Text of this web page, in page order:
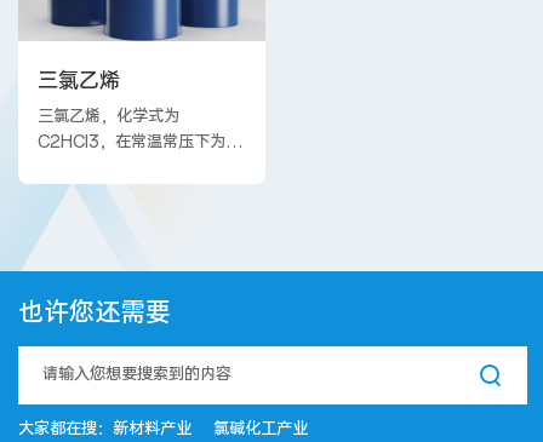
三氯乙烯
三氯乙烯，化学式为
C2HCl3，在常温常压下为无
燃，难溶于水，溶于乙醇、乙
醚等。I型主要用于化工生产原
料，II型主要用于工业清洗。
也许您还需要
大家都在搜： 新材料产业 氯碱化工产业